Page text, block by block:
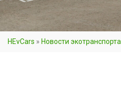
HEvCars » Новости экотранспорта